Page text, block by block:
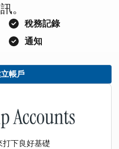
。
稅務記錄
通知
帳戶
下良好基礎